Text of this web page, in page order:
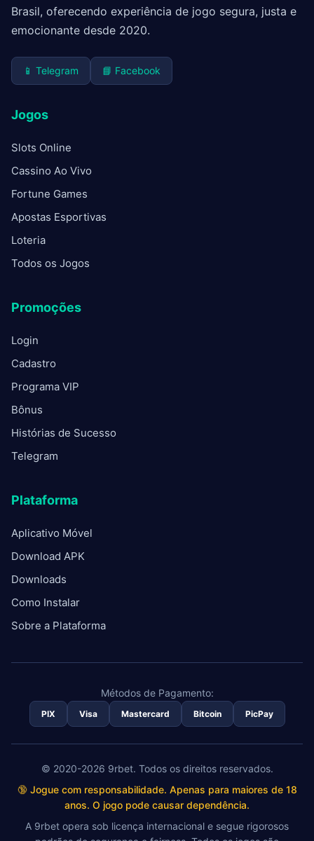
Brasil, oferecendo experiência de jogo segura, justa e
emocionante desde 2020.
📱 Telegram 📘 Facebook
Jogos
Slots Online
Cassino Ao Vivo
Fortune Games
Apostas Esportivas
Loteria
Todos os Jogos
Promoções
Login
Cadastro
Programa VIP
Bônus
Histórias de Sucesso
Telegram
Plataforma
Aplicativo Móvel
Download APK
Downloads
Como Instalar
Sobre a Plataforma
Métodos de Pagamento:
PIX Visa Mastercard Bitcoin PicPay
© 2020-2026 9rbet. Todos os direitos reservados.
🔞 Jogue com responsabilidade. Apenas para maiores de 18
anos. O jogo pode causar dependência.
A 9rbet opera sob licença internacional e segue rigorosos